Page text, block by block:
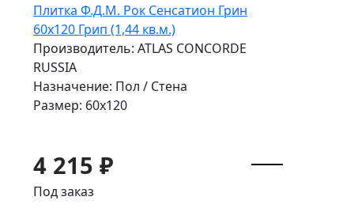
Плитка Ф.Д.М. Pок Сенсатион Грин
60x120 Грип (1,44 кв.м.)
Производитель: ATLAS CONCORDE
RUSSIA
Назначение: Пол / Стена
Размер: 60x120
4 215 ₽
Под заказ